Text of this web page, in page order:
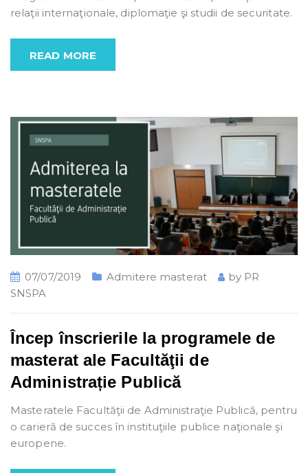
relaţii internaţionale, diplomaţie şi studii de securitate.
READ MORE
07/07/2019 Admitere masterat by PR
SNSPA
Încep înscrierile la programele de
masterat ale Facultăţii de
Administrație Publică
Masteratele Facultăţii de Administraţie Publică, pentru
o carieră de succes în instituţiile publice naţionale şi
europene.